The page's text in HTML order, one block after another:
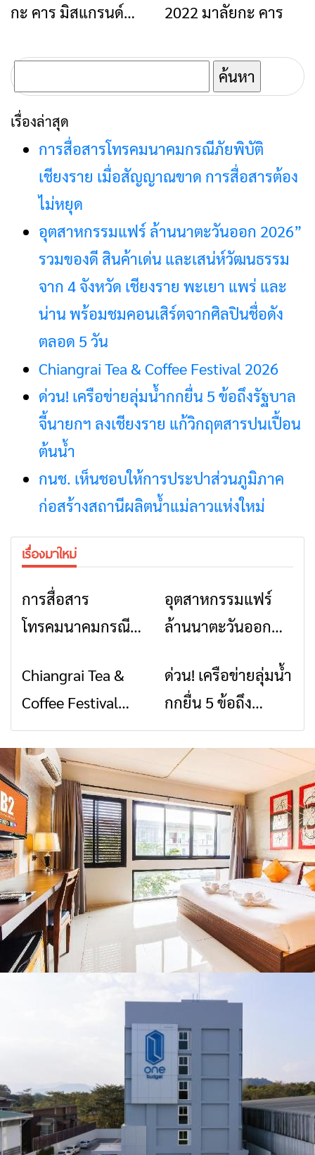
กะ คาร มิสแกรนด์
แรก สวมชุดนักเรียน
ไปเรียนหนังสือ
2022 มาลัยกะ คาร
ค้นหา
สำหรับ:
เรื่องล่าสุด
การสื่อสารโทรคมนาคมกรณีภัยพิบัติ
เชียงราย เมื่อสัญญาณขาด การสื่อสารต้อง
ไม่หยุด
อุตสาหกรรมแฟร์ ล้านนาตะวันออก 2026”
รวมของดี สินค้าเด่น และเสน่ห์วัฒนธรรม
จาก 4 จังหวัด เชียงราย พะเยา แพร่ และ
น่าน พร้อมชมคอนเสิร์ตจากศิลปินชื่อดัง
ตลอด 5 วัน
Chiangrai Tea & Coffee Festival 2026
ด่วน! เครือข่ายลุ่มน้ำกกยื่น 5 ข้อถึงรัฐบาล
จี้นายกฯ ลงเชียงราย แก้วิกฤตสารปนเปื้อน
ต้นน้ำ
กนช. เห็นชอบให้การประปาส่วนภูมิภาค
ก่อสร้างสถานีผลิตน้ำแม่ลาวแห่งใหม่
เรื่องมาใหม่
การสื่อสาร
โทรคมนาคมกรณีภัย
สัญญาณขาด การ
สื่อสารต้องไม่หยุด
ข่าวเชียงราย
อุตสาหกรรมแฟร์
ล้านนาตะวันออก
สินค้าเด่น และเสน่ห์
วัฒนธรรมจาก 4
จังหวัด เชียงราย
พะเยา แพร่ และ
น่าน พร้อมชม
คอนเสิร์ตจากศิลปิน
ชื่อดังตลอด 5 วัน
ข่าวเชียงราย
Chiangrai Tea &
Coffee Festival
2026
ข่าวเชียงราย
ด่วน! เครือข่ายลุ่มน้ำ
กกยื่น 5 ข้อถึง
รัฐบาล จี้นายกฯ ลง
เชียงราย แก้วิกฤต
สารปนเปื้อนต้นน้ำ